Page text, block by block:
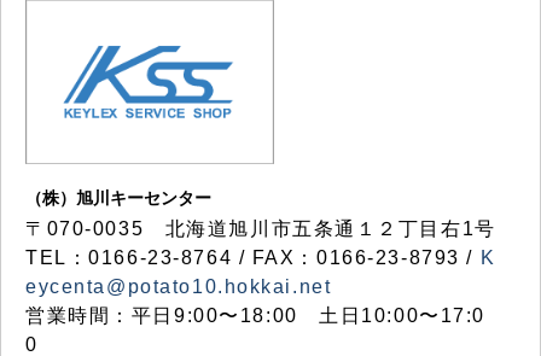
（株）旭川キーセンター
〒070-0035 北海道旭川市五条通１２丁目右1号
TEL：0166-23-8764 / FAX：0166-23-8793 / K
eycenta@potato10.hokkai.net
営業時間：平日9:00〜18:00 土日10:00〜17:0
0